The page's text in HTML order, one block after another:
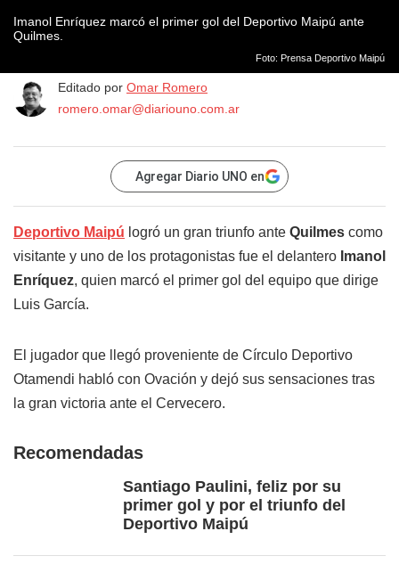
Imanol Enríquez marcó el primer gol del Deportivo Maipú ante
Quilmes.
Foto: Prensa Deportivo Maipú
Editado por Omar Romero
romero.omar@diariouno.com.ar
Agregar Diario UNO en
Deportivo Maipú logró un gran triunfo ante Quilmes como
visitante y uno de los protagonistas fue el delantero Imanol
Enríquez, quien marcó el primer gol del equipo que dirige
Luis García.
El jugador que llegó proveniente de Círculo Deportivo
Otamendi habló con Ovación y dejó sus sensaciones tras
la gran victoria ante el Cervecero.
Recomendadas
Santiago Paulini, feliz por su
primer gol y por el triunfo del
Deportivo Maipú